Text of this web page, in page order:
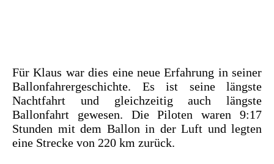
Für Klaus war dies eine neue Erfahrung in seiner
Ballonfahrergeschichte. Es ist seine längste
Nachtfahrt und gleichzeitig auch längste
Ballonfahrt gewesen. Die Piloten waren 9:17
Stunden mit dem Ballon in der Luft und legten
eine Strecke von 220 km zurück.